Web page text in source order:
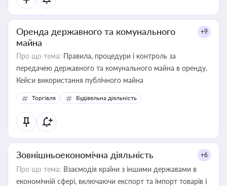
Оренда державного та комунального
майна
+9
Про що тема: Правила, процедури і контроль за
передачею державного та комунального майна в оренду.
Кейси використання публічного майна
Торгівля Будівельна діяльність
Зовнішньоекономічна діяльність +6
Про що тема: Взаємодія країни з іншими державами в
економічній сфері, включаючи експорт та імпорт товарів і